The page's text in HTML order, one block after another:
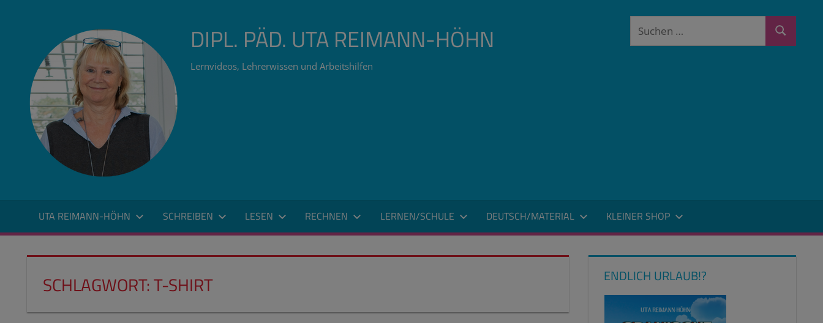
DIPL. PÄD. UTA REIMANN-HÖHN
Lernvideos, Lehrerwissen und Arbeitshilfen
Suchen
Suchen
UTA REIMANN-HÖHN SCHREIBEN LESEN RECHNEN LERNEN/SCHULE DEUTSCH/MATERIAL KLEINER SHOP
SCHLAGWORT:T-SHIRT ENDLICH URLAUB!?